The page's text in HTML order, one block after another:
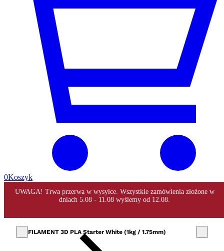
0Koszyk
FILAMENT 3D PLA Starter White (1kg / 1.75mm)